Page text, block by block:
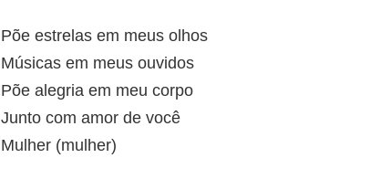
Põe estrelas em meus olhos
Músicas em meus ouvidos
Põe alegria em meu corpo
Junto com amor de você
Mulher (mulher)